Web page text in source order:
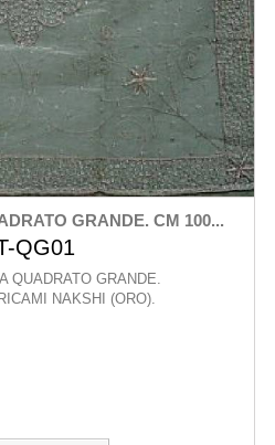
GRANDE. CM 100...
QG01
QUADRATO GRANDE.
NAKSHI (ORO).